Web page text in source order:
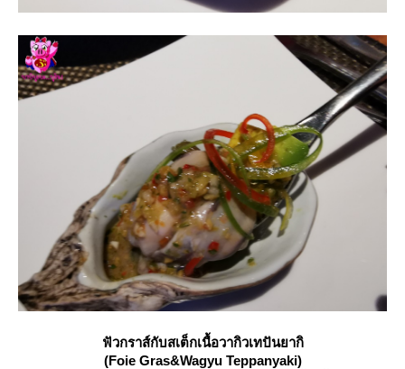
ฟัวกราส์กับสเต็กเนื้อวากิวเทปันยากิ
(Foie Gras&Wagyu Teppanyaki)